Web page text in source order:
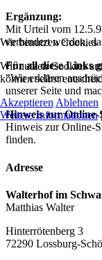
Ergänzung:
Mit Urteil vom
verhindert werden,
Für all diese Links
"Wir erklären
unserer Seite und
Hinweis zur Online-
Hinweis zur Online-
finden.
Adresse
Walterhof im
Matthias Walter
Hinterrötenberg 3
72290 Lossburg-
Wir benutzen Cookies
Wir nutzen Cookies
können selbst
Akzeptieren Ablehnen
Weitere Informationen